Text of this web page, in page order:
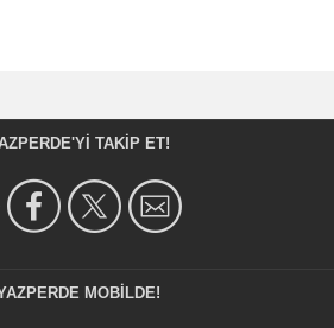
TAKIP ET!
MOBILDE!